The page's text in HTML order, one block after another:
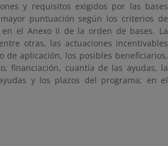
y requisitos exigidos por las bases
puntuación según los criterios de
en el Anexo II de la orden de bases. La
otras, las actuaciones incentivables
de aplicación, los posibles beneficiarios,
financiación, cuantía de las ayudas, la
y los plazos del programa; en el